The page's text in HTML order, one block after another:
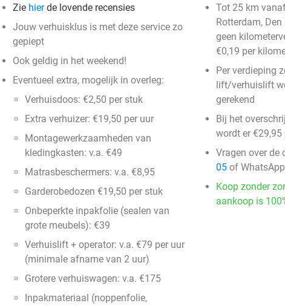
Zie hierde lovende recensies
Jouw verhuisklus is met deze service zo
gepiept
Ook geldig in het weekend!
Eventueel extra, mogelijk in overleg:
Verhuisdoos: €2,50 per stuk
Extra verhuizer: €19,50 per uur
Montagewerkzaamheden van
kledingkasten: v.a. €49
Matrasbeschermers: v.a. €8,95
Garderobedozen €19,50 per stuk
Onbeperkte inpakfolie (sealen van
grote meubels): €39
Verhuislift + operator: v.a. €79 per uur
(minimale afname van 2 uur)
Grotere verhuiswagen: v.a. €175
Inpakmateriaal (noppenfolie,
Tot 25 km
Rotterdam,
geen
€0,19 per
Per verdieping
lift/verhuislift
gerekend
Bij het
wordt er €29,95
Vragen over de
05 of
Koop zonder
aankoop is